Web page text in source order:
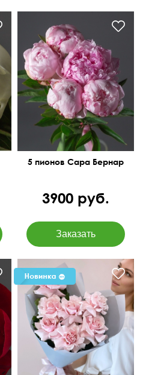
Оформление атласной
лентой
45 см
20 см
5 пионов Сара Бернар
3900 руб.